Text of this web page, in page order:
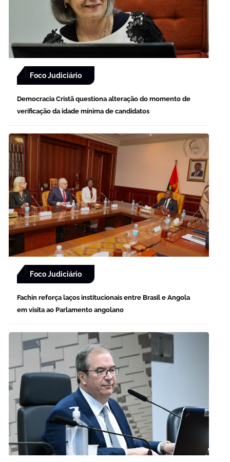
Foco Judiciário
Democracia Cristã questiona alteração do momento de
verificação da idade mínima de candidatos
Foco Judiciário
Fachin reforça laços institucionais entre Brasil e Angola
em visita ao Parlamento angolano